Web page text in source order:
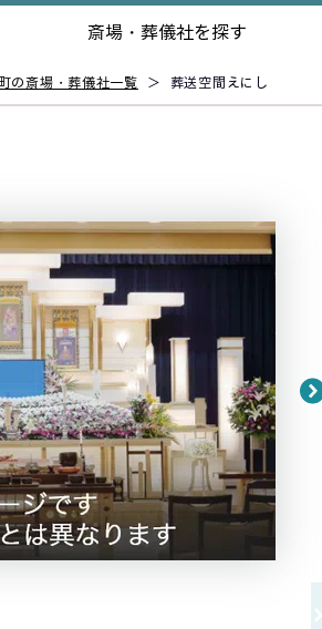
斎場・葬儀社を探す
の斎場・葬儀社一覧 ＞ 葬送空間えにし